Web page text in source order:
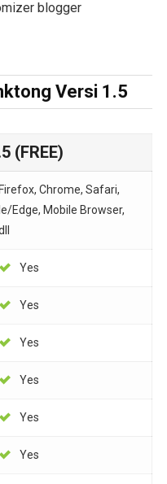
blogger
Versi 1.5
(FREE)
Firefox, Chrome, Safari,
Ie/Edge, Mobile Browser,
Yes
Yes
Yes
Yes
Yes
Yes